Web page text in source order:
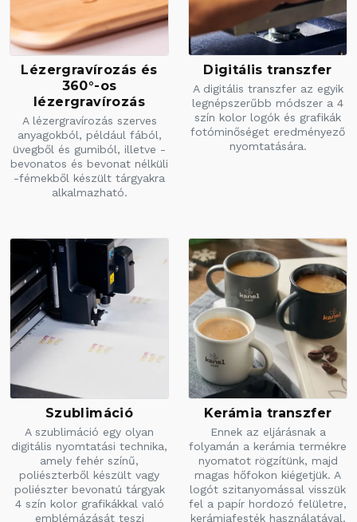
Lézergravírozás és
360°-os
lézergravírozás
A lézergravírozás szerves
anyagokból, például fából,
üvegből és gumiból, illetve -
bevonatos és bevonat nélküli
-fémekből készült tárgyakra
alkalmazható.
Digitális transzfer
A digitális transzfer az egyik
legnépszerűbb módszer a 4
szín kolor logók és grafikák
fotóminőséget eredményező
nyomtatására.
Szublimáció
A szublimáció egy olyan
digitális nyomtatási technika,
amely fehér színű,
poliészterből készült vagy
poliészter bevonatú tárgyak
4 szín kolor grafikákkal való
emblémázását teszi
Kerámia transzfer
Ennek az eljárásnak a
folyamán a kerámia termékre
nyomatot rögzítünk, majd
magas hőfokon kiégetjük. A
logót szitanyomással visszük
fel a papír hordozó felületre,
kerámiafesték használatával.